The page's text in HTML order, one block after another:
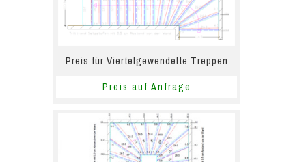
Preis für Viertelgewendelte Treppen
Preis auf Anfrage